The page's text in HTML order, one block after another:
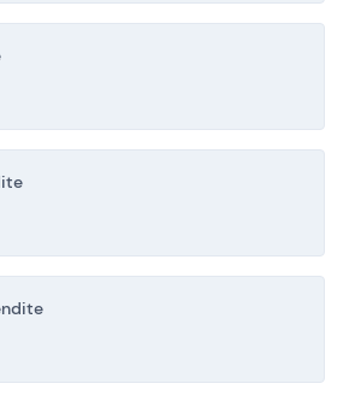
können die Kosten erhöhen oder
einschränken.
sorgfältig berücksichtigen.